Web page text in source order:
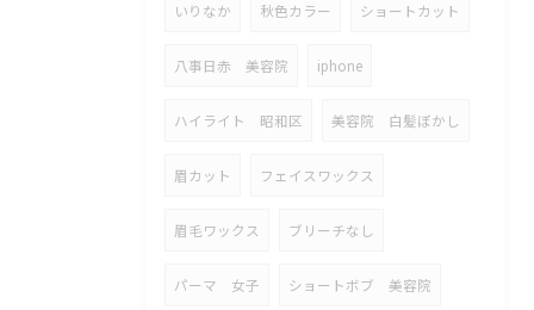
いりなか 秋色カラー ショートカット
八事日赤 美容院 iphone
ハイライト 昭和区 美容院 白髪ぼかし
眉カット フェイスワックス
眉毛ワックス ブリーチなし
パーマ 女子 ショートボブ 美容院